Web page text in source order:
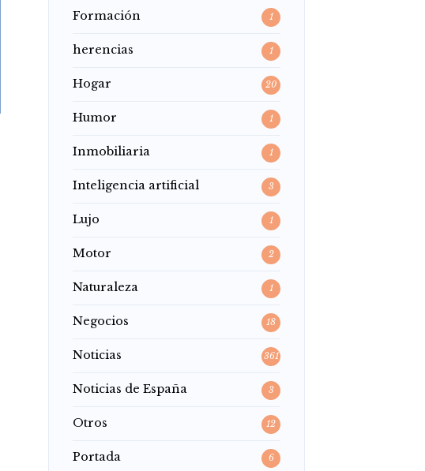
Formación 1
herencias 1
Hogar 20
Humor 1
Inmobiliaria 1
Inteligencia artificial 3
Lujo 1
Motor 2
Naturaleza 1
Negocios 18
Noticias 361
Noticias de España 3
Otros 12
Portada 6